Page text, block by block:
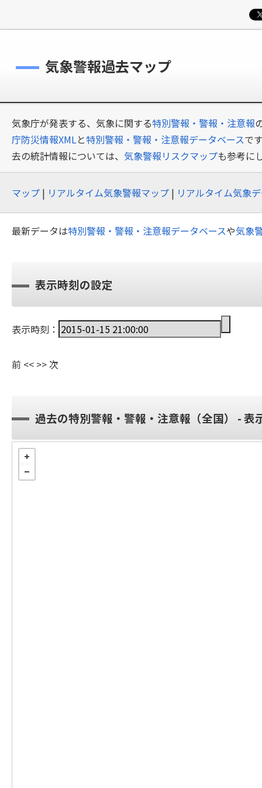
気象警報過去マップ
気象庁が発表する、気象に関する特別警報・警報・注意報
庁防災情報XMLと特別警報・警報・注意報データベースで
去の統計情報については、 気象警報リスクマップも参考に
マップ | リアルタイム気象警報マップ | リアルタイム気象
最新データは特別警報・警報・注意報データベースや気象
表示時刻の設定
表示時刻：
前 << >>次
過去の特別警報・警報・注意報（全国） - 表